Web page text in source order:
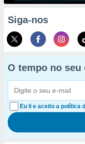
Siga-nos
O tempo no seu
Eu li e aceito a política